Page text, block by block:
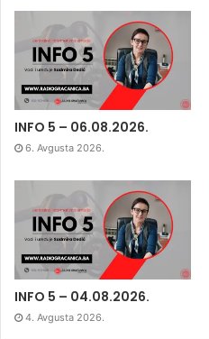
INFO 5 – 06.08.2026.
6. Avgusta 2026.
INFO 5 – 04.08.2026.
4. Avgusta 2026.